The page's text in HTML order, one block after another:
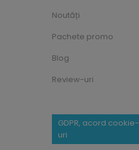
Noutăți
Pachete promo
Blog
Review-uri
GDPR, acord cookie-
uri